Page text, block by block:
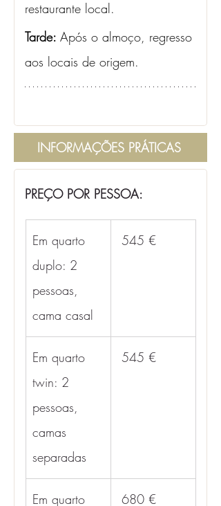
restaurante local.
Tarde: Após o almoço, regresso
aos locais de origem.
INFORMAÇÕES PRÁTICAS
PREÇO POR PESSOA:
Em quarto
duplo: 2
pessoas,
cama casal
545 €
Em quarto
twin: 2
pessoas,
camas
separadas
545 €
Em quarto
680 €